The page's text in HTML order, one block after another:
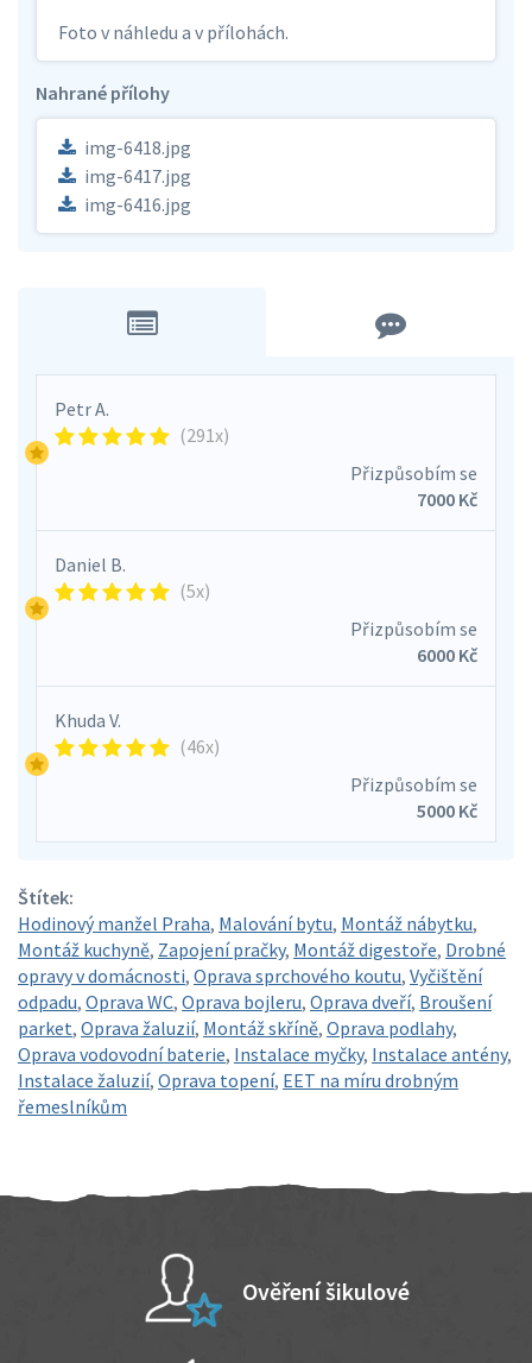
Foto v náhledu a v přílohách.
Nahrané přílohy
img-6418.jpg
img-6417.jpg
img-6416.jpg
Petr A.
(291x)
Přizpůsobím se
7000 Kč
Daniel B.
(5x)
Přizpůsobím se
6000 Kč
Khuda V.
(46x)
Přizpůsobím se
5000 Kč
Štítek:
Hodinový manžel Praha, Malování bytu, Montáž nábytku,
Montáž kuchyně, Zapojení pračky, Montáž digestoře, Drobné
opravy v domácnosti, Oprava sprchového koutu, Vyčištění
odpadu, Oprava WC, Oprava bojleru, Oprava dveří, Broušení
parket, Oprava žaluzií, Montáž skříně, Oprava podlahy,
Oprava vodovodní baterie, Instalace myčky, Instalace antény,
Instalace žaluzií, Oprava topení, EET na míru drobným
řemeslníkům
Ověření šikulové